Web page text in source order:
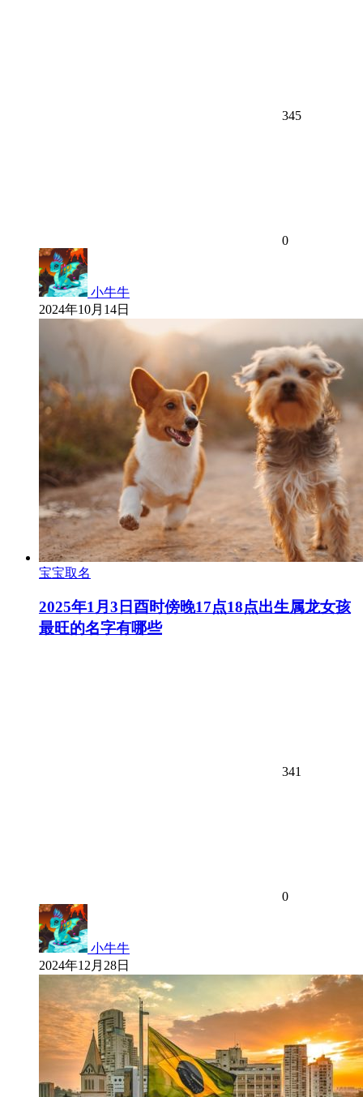
345
0
小牛牛
2024年10月14日
宝宝取名
2025年1月3日酉时傍晚17点18点出生属龙女孩
最旺的名字有哪些
341
0
小牛牛
2024年12月28日